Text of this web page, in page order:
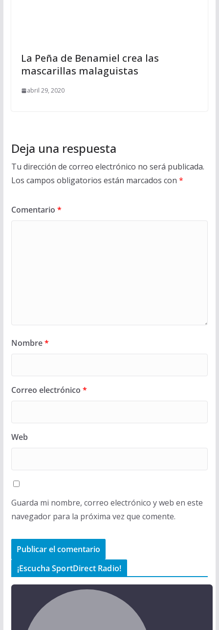
La Peña de Benamiel crea las
mascarillas malaguistas
abril 29, 2020
Deja una respuesta
Tu dirección de correo electrónico no será publicada.
Los campos obligatorios están marcados con *
Comentario *
Nombre*
Correo electrónico *
Web
Guarda mi nombre, correo electrónico y web en este
navegador para la próxima vez que comente.
¡Escucha SportDirect Radio!